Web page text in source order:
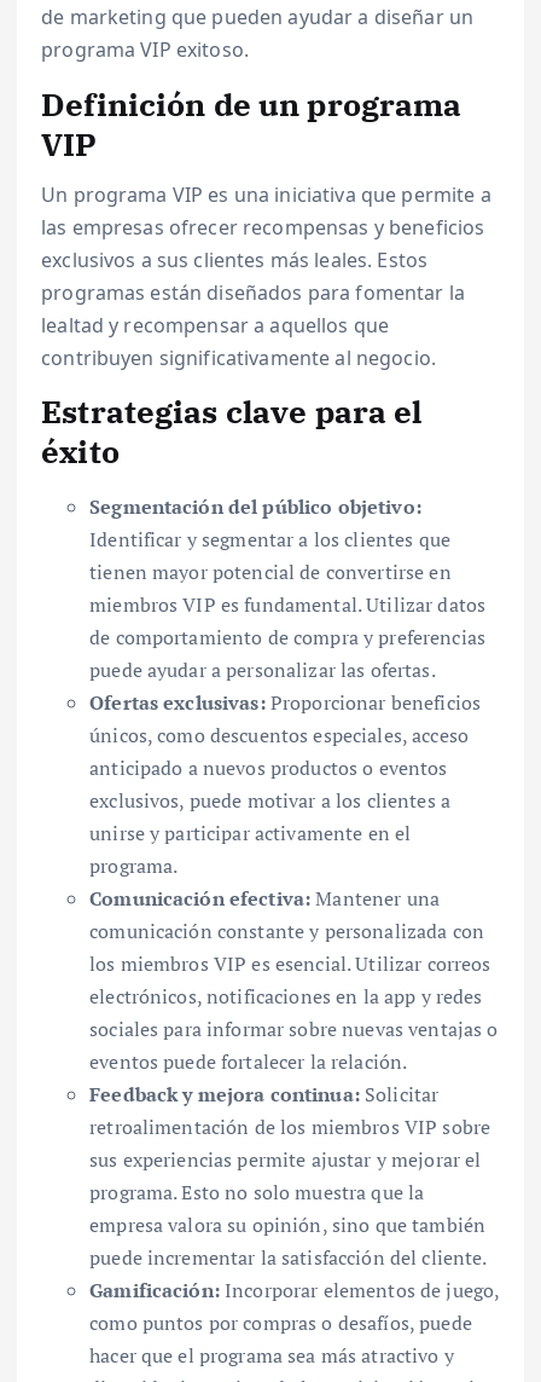
de marketing que pueden ayudar a diseñar un
programa VIP exitoso.
Definición de un programa
VIP
Un programa VIP es una iniciativa que permite a
las empresas ofrecer recompensas y beneficios
exclusivos a sus clientes más leales. Estos
programas están diseñados para fomentar la
lealtad y recompensar a aquellos que
contribuyen significativamente al negocio.
Estrategias clave para el
éxito
Segmentación del público objetivo:
Identificar y segmentar a los clientes que
tienen mayor potencial de convertirse en
miembros VIP es fundamental. Utilizar datos
de comportamiento de compra y preferencias
puede ayudar a personalizar las ofertas.
Ofertas exclusivas:Proporcionar beneficios
únicos, como descuentos especiales, acceso
anticipado a nuevos productos o eventos
exclusivos, puede motivar a los clientes a
unirse y participar activamente en el
programa.
Comunicación efectiva:Mantener una
comunicación constante y personalizada con
los miembros VIP es esencial. Utilizar correos
electrónicos, notificaciones en la app y redes
sociales para informar sobre nuevas ventajas o
eventos puede fortalecer la relación.
Feedback y mejora continua:Solicitar
retroalimentación de los miembros VIP sobre
sus experiencias permite ajustar y mejorar el
programa. Esto no solo muestra que la
empresa valora su opinión, sino que también
puede incrementar la satisfacción del cliente.
Gamificación:Incorporar elementos de juego,
como puntos por compras o desafíos, puede
hacer que el programa sea más atractivo y